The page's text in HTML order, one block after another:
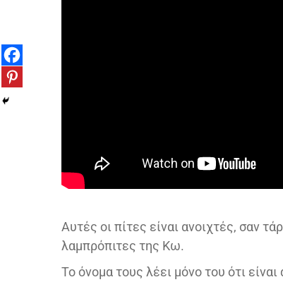
Αυτές οι πίτες είναι ανοιχτές, σαν
λαμπρόπιτες της Κω.
Το όνομα τους λέει μόνο του ότι